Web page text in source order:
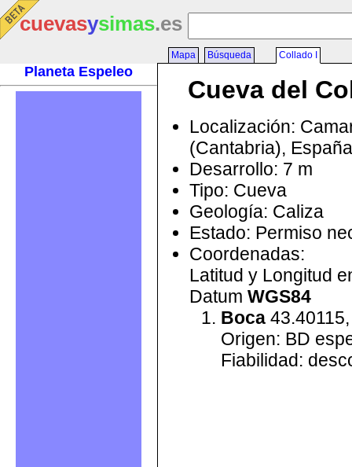
cuevasysimas.es
Planeta Espeleo
Mapa Búsqueda Collado I
Cueva del
Localización:
(Cantabria), España
Desarrollo: 7 m
Tipo: Cueva
Geología: Caliza
Estado: Permiso
Coordenadas:
Latitud y Longitud
Datum WGS84
Boca
Origen: BD
Fiabilidad: